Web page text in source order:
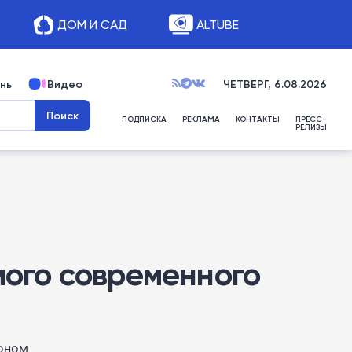
ДОМ И САД ALTUBE
Видео ЧЕТВЕРГ, 6.08.2026
ПОДПИСКА РЕКЛАМА КОНТАКТЫ ПРЕСС-
РЕЛИЗЫ
современного